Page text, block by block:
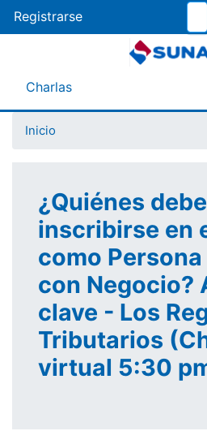
al
Registrarse
Menú Asistente
Charlas
Inicio
¿Quiénes
inscribirse en
como
con Negocio?
clave - Los
Tributarios
virtual 5:30